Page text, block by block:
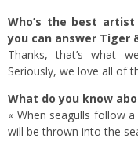
Who’s the best
you can answer Tiger
Thanks, that’s what
Seriously, we love all of
What do you know
« When seagulls follow
will be thrown into the